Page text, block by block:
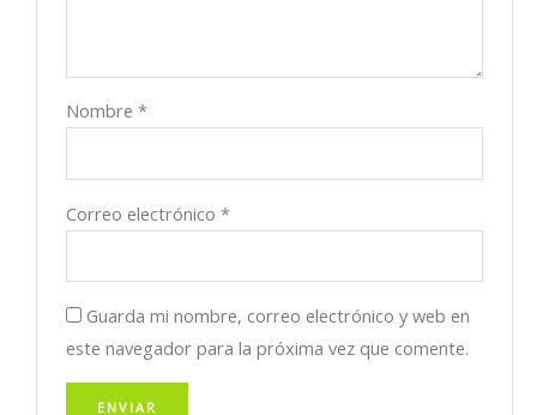
Nombre*
Correo electrónico*
Guarda mi nombre, correo electrónico y web en
este navegador para la próxima vez que comente.